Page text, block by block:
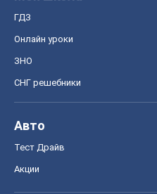
ГДЗ
Онлайн уроки
ЗНО
СНГ решебники
Авто
Тест Драйв
Акции